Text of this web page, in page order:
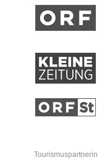
Tourismuspartnerin